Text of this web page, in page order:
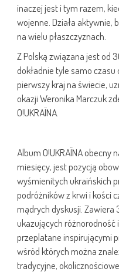
inaczej jest i tym razem,
wojenne. Działa aktywnie,
na wielu płaszczyznach.
Z Polską związana jest od
dokładnie tyle samo
pierwszy kraj na świecie,
okazji Weronika Marczuk
O!UKRAÏNA.
Album O!UKRAÏNA obecny
miesięcy, jest pozycją
wyśmienitych ukraińskich
podróżników z krwi i kości
mądrych dyskusji.
ukazujących różnorodność
przeplatane inspirującymi
wśród których można
tradycyjne,